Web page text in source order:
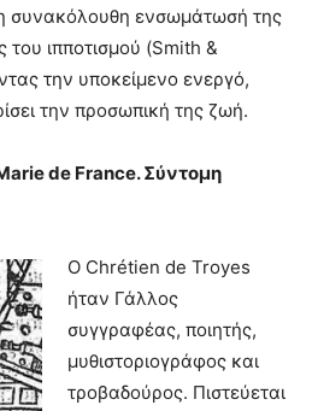
συνακόλουθη ενσωμάτωσή της
του ιπποτισμού (Smith &
την υποκείμενο ενεργό,
την προσωπική της ζωή.
de France.Σύντομη
Ο Chrétien de Troyes
ήταν Γάλλος
συγγραφέας, ποιητής,
μυθιστοριογράφος και
τροβαδούρος. Πιστεύεται